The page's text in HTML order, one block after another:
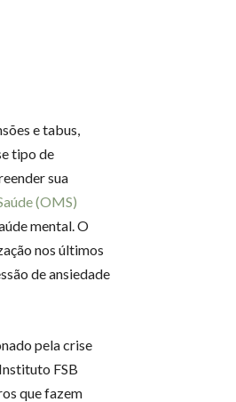
e tabus,
tipo de
sua
(OMS)
mental. O
nos últimos
de ansiedade
pela crise
FSB
que fazem